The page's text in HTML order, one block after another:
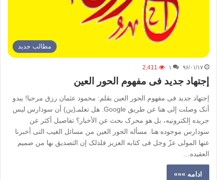
مطالب جدید
۹۶/۰۱/۱۷ ۱ 2,411
إجتهاد جدید فى مفهوم الحور العین
إجتهاد جدید فى مفهوم الحور العین بقلم: محمود عثمان رزق مرحبا! یبدو
أنک وصلت إلى هنا عن طریق Google. هل تعلمـ(ین) أن سودارس لیس
جریده إلکترونیه، بل هو محرک بحث عن الأخبار؟ تفاصیل أکثر عن
سودارس موجوده هنا. مسأله الحور العین من مسائل الغیب التى أخبرنا
عنها المولى عزّ وجل فى کتابه العزیز فلذلک إن التصدیق بها من صمیم
العقیده…
ادامه »»»